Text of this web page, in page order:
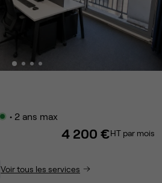
• 2 ans max
4 200 €HT par mois
Voir tous les services